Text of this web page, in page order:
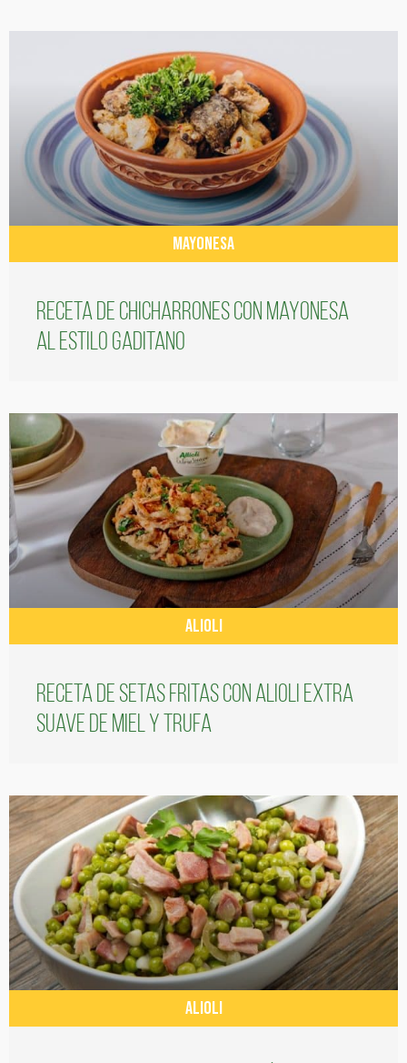
MAYONESA
Receta de chicharrones con mayonesa
al estilo gaditano
ALIOLI
Receta de setas fritas con alioli extra
suave de miel y trufa
ALIOLI